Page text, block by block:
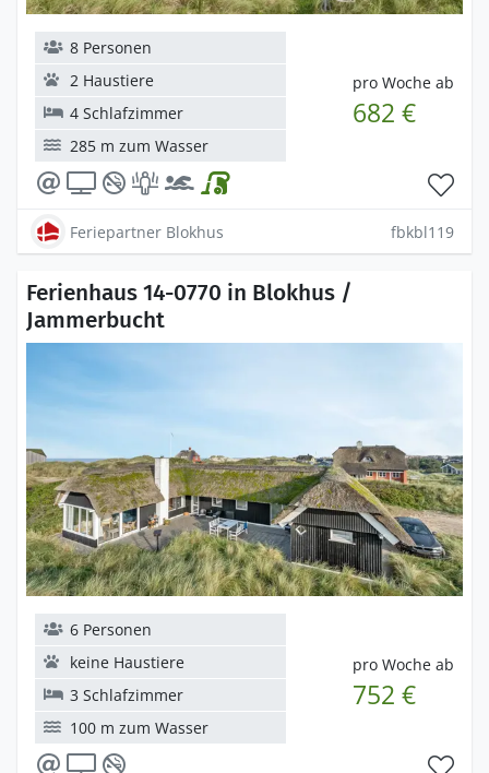
pro Woche ab
682 €
8 Personen
2 Haustiere
4 Schlafzimmer
285 m zum Wasser
Feriepartner Blokhus fbkbl119
Ferienhaus 14-0770 in Blokhus /
Jammerbucht
pro Woche ab
752 €
6 Personen
keine Haustiere
3 Schlafzimmer
100 m zum Wasser